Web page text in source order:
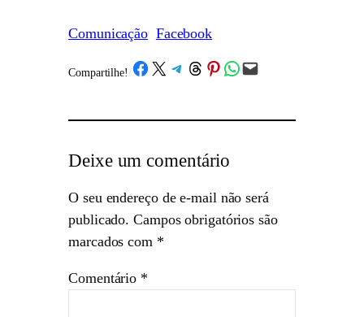
Comunicação Facebook
Compartilhe! /Share on Facebook
Share on X Share on Telegram
Share on Threads
Share on Pinterest
Share on WhatsApp
Email this Page
Deixe um comentário
O seu endereço de e-mail não será
publicado. Campos obrigatórios são
marcados com *
Comentário *